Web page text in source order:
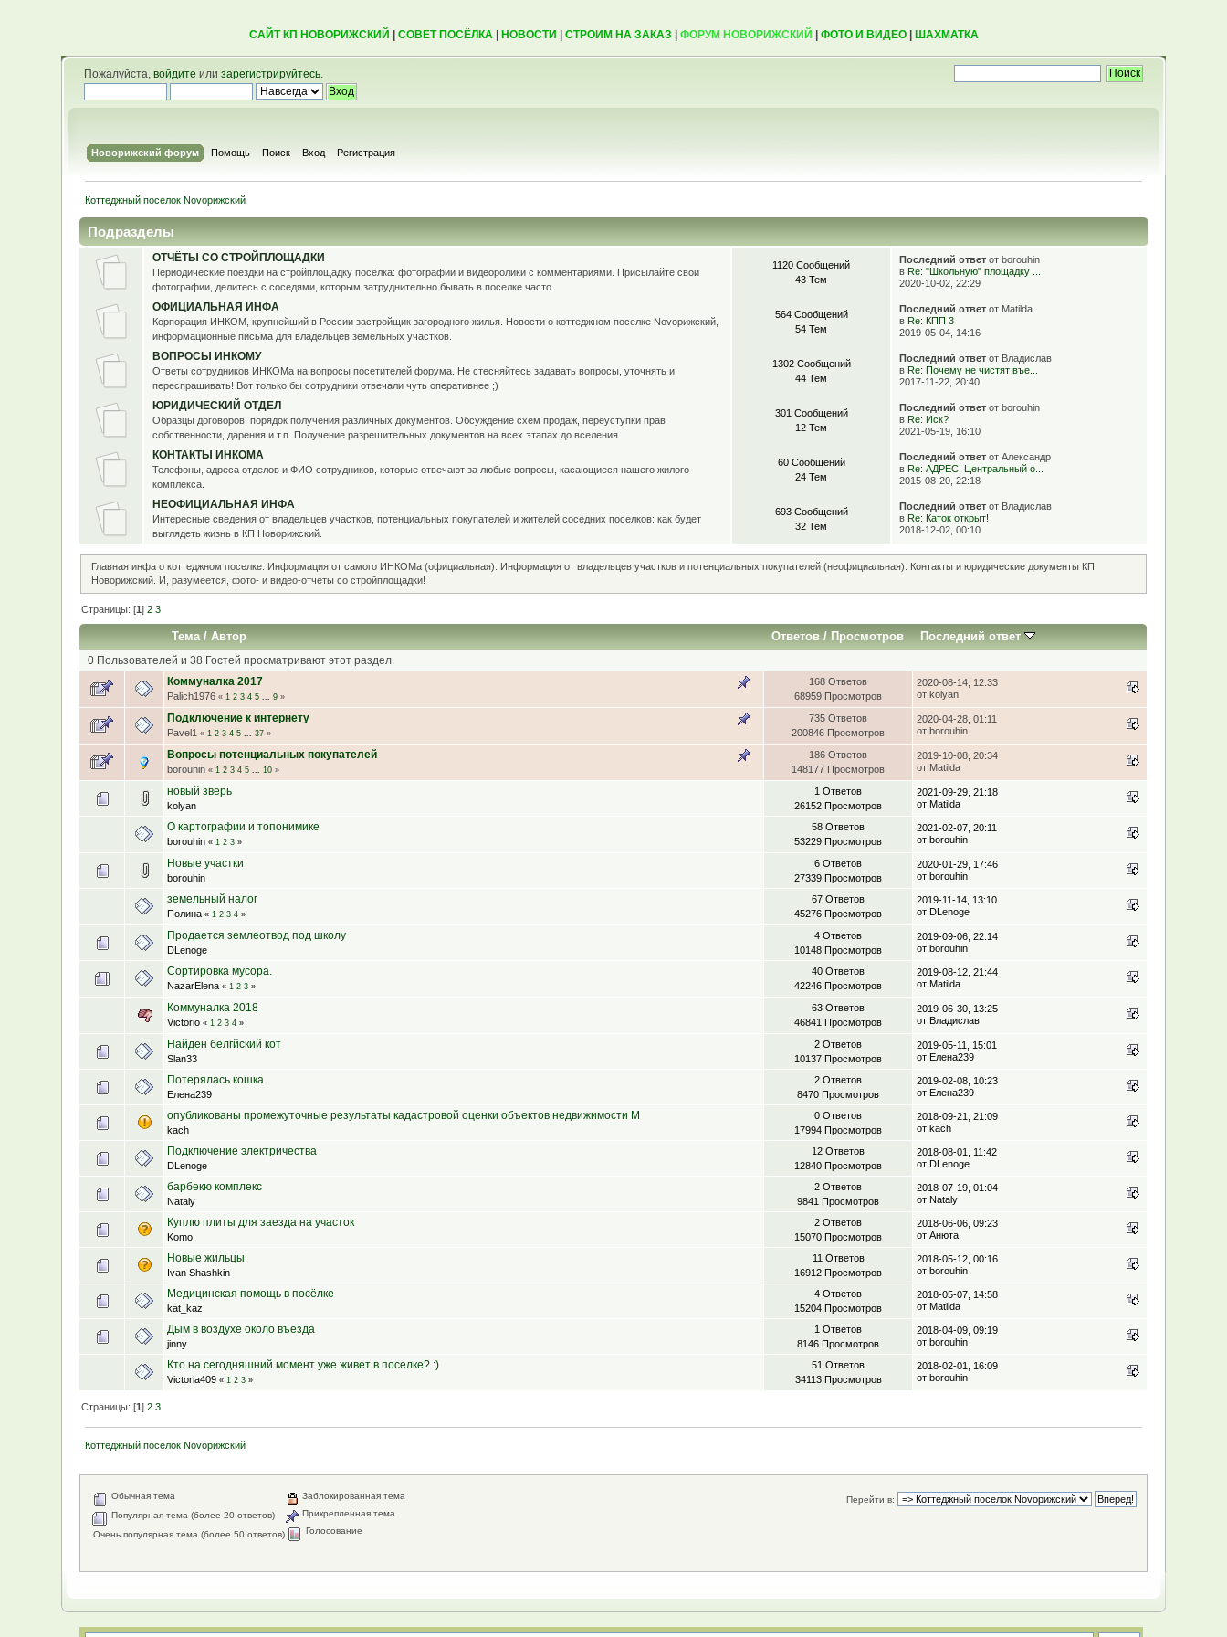
САЙТ КП НОВОРИЖСКИЙ СОВЕТ ПОСЁЛКА| НОВОСТИ СТРОИМ НА ЗАКАЗ ФОРУМ НОВОРИЖСКИЙ ФОТО И ВИДЕО| ШАХМАТКА
Пожалуйста,войдите илизарегистрируйтесь.
Новорижский форум Помощь Поиск Вход Регистрация
Коттеджный поселок Novoрижский
Подразделы
ОТЧЁТЫ СО СТРОЙПЛОЩАДКИ
Периодические поездки на стройплощадку посёлка: фотографии и видеоролики с комментариями. Присылайте свои
фотографии, делитесь с соседями, которым затруднительно бывать в поселке часто.
1120 Сообщений
43 Тем
Последний ответот borouhin
в Re: "Школьную" площадку ...
2020-10-02, 22:29
ОФИЦИАЛЬНАЯ ИНФА
Корпорация ИНКОМ, крупнейший в России застройщик загородного жилья. Новости о коттеджном поселке Novoрижский,
информационные письма для владельцев земельных участков.
564 Сообщений
54 Тем
Последний ответот Matilda
в Re: КПП 3
2019-05-04, 14:16
ВОПРОСЫ ИНКОМУ
Ответы сотрудников ИНКОМа на вопросы посетителей форума. Не стесняйтесь задавать вопросы, уточнять и
переспрашивать! Вот только бы сотрудники отвечали чуть оперативнее ;)
1302 Сообщений
44 Тем
Последний ответот Владислав
в Re: Почему не чистят въе...
2017-11-22, 20:40
ЮРИДИЧЕСКИЙ ОТДЕЛ
Образцы договоров, порядок получения различных документов. Обсуждение схем продаж, переуступки прав
собственности, дарения и т.п. Получение разрешительных документов на всех этапах до вселения.
301 Сообщений
12 Тем
Последний ответот borouhin
в Re: Иск?
2021-05-19, 16:10
КОНТАКТЫ ИНКОМА
Телефоны, адреса отделов и ФИО сотрудников, которые отвечают за любые вопросы, касающиеся нашего жилого
комплекса.
60 Сообщений
24 Тем
Последний ответот Александр
в Re: АДРЕС: Центральный о...
2015-08-20, 22:18
НЕОФИЦИАЛЬНАЯ ИНФА
Интересные сведения от владельцев участков, потенциальных покупателей и жителей соседних поселков: как будет
выглядеть жизнь в КП Новорижский.
693 Сообщений
32 Тем
Последний ответот Владислав
в Re: Каток открыт!
2018-12-02, 00:10
Главная инфа о коттеджном поселке: Информация от самого ИНКОМа (официальная). Информация от владельцев участков и потенциальных покупателей (неофициальная). Контакты и юридические документы КП
Новорижский. И, разумеется, фото- и видео-отчеты со стройплощадки!
Страницы: [1]2 3
Тема /Автор Ответов / Просмотров Последний ответ
0 Пользователей и 38 Гостей просматривают этот раздел.
Коммуналка 2017
Palich1976«1 2 3 4 5 ...9 »
168 Ответов
68959 Просмотров
2020-08-14, 12:33
от kolyan
Подключение к интернету
Pavel1«1 2 3 4 5 ...37 »
735 Ответов
200846 Просмотров
2020-04-28, 01:11
от borouhin
Вопросы потенциальных покупателей
borouhin«1 2 3 4 5 ...10 »
186 Ответов
148177 Просмотров
2019-10-08, 20:34
от Matilda
новый зверь
kolyan
1 Ответов
26152 Просмотров
2021-09-29, 21:18
от Matilda
О картографии и топонимике
borouhin«1 2 3 »
58 Ответов
53229 Просмотров
2021-02-07, 20:11
от borouhin
Новые участки
borouhin
6 Ответов
27339 Просмотров
2020-01-29, 17:46
от borouhin
земельный налог
Полина«1 2 3 4 »
67 Ответов
45276 Просмотров
2019-11-14, 13:10
от DLenoge
Продается землеотвод под школу
DLenoge
4 Ответов
10148 Просмотров
2019-09-06, 22:14
от borouhin
Сортировка мусора.
NazarElena«1 2 3 »
40 Ответов
42246 Просмотров
2019-08-12, 21:44
от Matilda
Коммуналка 2018
Victorio«1 2 3 4 »
63 Ответов
46841 Просмотров
2019-06-30, 13:25
от Владислав
Найден белгйский кот
Slan33
2 Ответов
10137 Просмотров
2019-05-11, 15:01
от Елена239
Потерялась кошка
Елена239
2 Ответов
8470 Просмотров
2019-02-08, 10:23
от Елена239
опубликованы промежуточные результаты кадастровой оценки объектов недвижимости М
kach
0 Ответов
17994 Просмотров
2018-09-21, 21:09
от kach
Подключение электричества
DLenoge
12 Ответов
12840 Просмотров
2018-08-01, 11:42
от DLenoge
барбекю комплекс
Nataly
2 Ответов
9841 Просмотров
2018-07-19, 01:04
от Nataly
Куплю плиты для заезда на участок
Komo
2 Ответов
15070 Просмотров
2018-06-06, 09:23
от Анюта
Новые жильцы
Ivan Shashkin
11 Ответов
16912 Просмотров
2018-05-12, 00:16
от borouhin
Медицинская помощь в посёлке
kat_kaz
4 Ответов
15204 Просмотров
2018-05-07, 14:58
от Matilda
Дым в воздухе около въезда
jinny
1 Ответов
8146 Просмотров
2018-04-09, 09:19
от borouhin
Кто на сегодняшний момент уже живет в поселке? :)
Victoria409«1 2 3 »
51 Ответов
34113 Просмотров
2018-02-01, 16:09
от borouhin
Страницы: [1]2 3
Коттеджный поселок Novoрижский
Перейти в:
Обычная тема
Популярная тема (более 20 ответов)
Очень популярная тема (более 50 ответов)
Заблокированная тема
Прикрепленная тема
Голосование